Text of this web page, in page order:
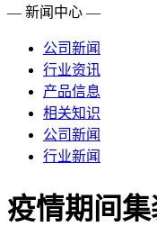
— 新闻中心 —
公司新闻
行业资讯
产品信息
相关知识
公司新闻
行业新闻
疫情期间